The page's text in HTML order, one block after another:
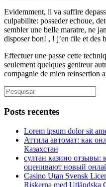
Evidemment, il va suffire
culpabilite: posseder echoue,
sembler une belle maratre, ne
disposer bon! , ! j’en file et des
Effectuer une passe cette
seulement quelques geniteur
compagnie de mien reinsertion
Posts recentes
Lorem ipsum dolor sit
Аттила автомат: как
Казахстан
султан казино отзывы:
оценивают новый
Casino Utan Svensk
Riskerna med Utländska